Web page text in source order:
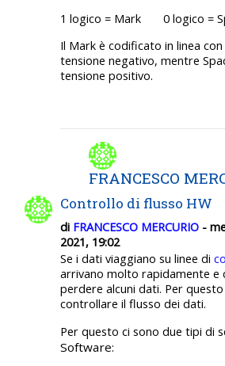
1 logico = Mark 0 logico =
Il Mark è codificato in linea
tensione negativo, mentre
tensione positivo.
FRANCESCO
Controllo di flusso HW
di FRANCESCO MERCURIO -
2021, 19:02
Se i dati viaggiano su linee di
arrivano molto rapidamente e
perdere alcuni dati. Per
controllare il flusso dei dati.
Per questo ci sono due tipi di
Software: